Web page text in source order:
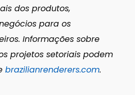
dos produtos,
para os
Informações sobre
projetos setoriais podem
brazilianrenderers.com.